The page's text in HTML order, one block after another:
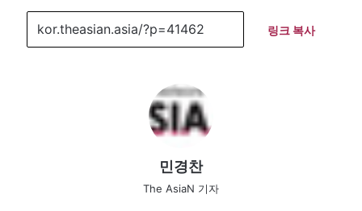
링크 복사
민경찬
The AsiaN 기자